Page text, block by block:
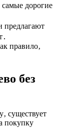
дорогие
предлагают
правило‚
без
существует
покупку